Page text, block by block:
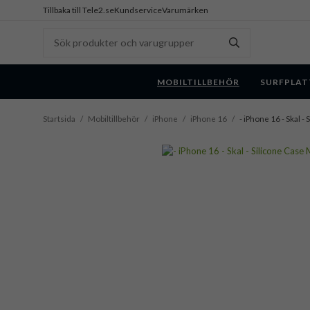
Tillbaka till Tele2.seKundserviceVarumärken
MOBILTILLBEHÖR
Startsida / Mobiltillbehör / iPhone / iPhone 16 / - iPhone 16 - Skal -